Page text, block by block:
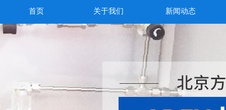
首页 关于我们 新闻动态